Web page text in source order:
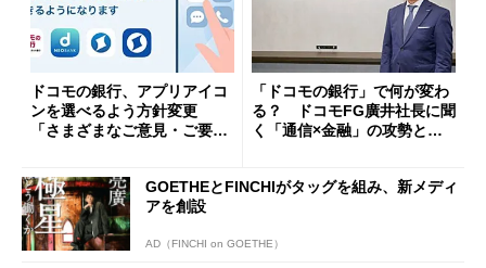
ドコモの銀行、アプリアイコ
ンを選べるよう方針変更
「さまざまなご意見・ご要望
「ドコモの銀行」で何が変わ
る？ ドコモFG廣井社長に聞
く「通信×金融」の攻勢とグ
GOETHEとFINCHIがタッグを組み、新メディ
アを創設
AD（FINCHI on GOETHE）